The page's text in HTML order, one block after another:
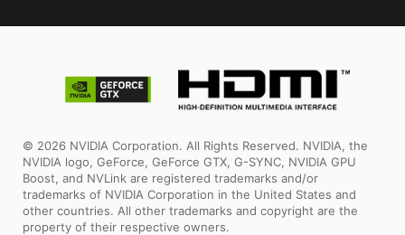
© 2026 NVIDIA Corporation. All Rights Reserved. NVIDIA, the
NVIDIA logo, GeForce, GeForce GTX, G-SYNC, NVIDIA GPU
Boost, and NVLink are registered trademarks and/or
trademarks of NVIDIA Corporation in the United States and
other countries. All other trademarks and copyright are the
property of their respective owners.